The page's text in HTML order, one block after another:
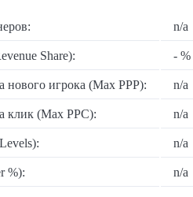
n/a
Share): - %
нового игрока (Max PPP): n/a
клик (Max PPC): n/a
n/a
%): n/a